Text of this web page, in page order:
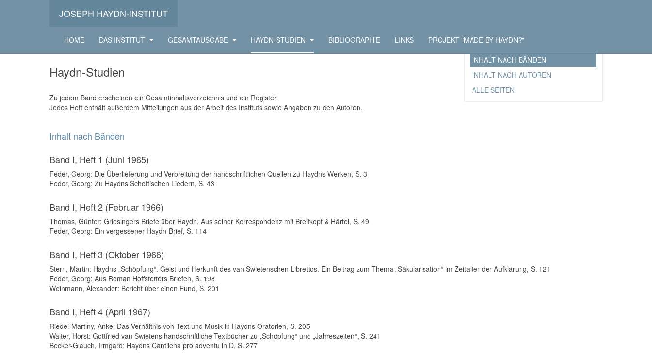
JOSEPH HAYDN-INSTITUT
HOME DAS INSTITUT GESAMTAUSGABE HAYDN-STUDIEN BIBLIOGRAPHIE LINKS PROJEKT "MADE BY HAYDN?"
INHALT NACH BÄNDEN
INHALT NACH AUTOREN
ALLE SEITEN
Haydn-Studien
Zu jedem Band erscheinen ein Gesamtinhaltsverzeichnis und ein Register.
Jedes Heft enthält außerdem Mitteilungen aus der Arbeit des Instituts sowie Angaben zu den Autoren.
Inhalt nach Bänden
Band I, Heft 1 (Juni 1965)
Feder, Georg: Die Überlieferung und Verbreitung der handschriftlichen Quellen zu Haydns Werken, S. 3
Feder, Georg: Zu Haydns Schottischen Liedern, S. 43
Band I, Heft 2 (Februar 1966)
Thomas, Günter: Griesingers Briefe über Haydn. Aus seiner Korrespondenz mit Breitkopf & Härtel, S. 49
Feder, Georg: Ein vergessener Haydn-Brief, S. 114
Band I, Heft 3 (Oktober 1966)
Stern, Martin: Haydns „Schöpfung“. Geist und Herkunft des van Swietenschen Librettos. Ein Beitrag zum Thema „Säkularisation“ im Zeitalter der Aufklärung, S. 121
Feder, Georg: Aus Roman Hoffstetters Briefen, S. 198
Weinmann, Alexander: Bericht über einen Fund, S. 201
Band I, Heft 4 (April 1967)
Riedel-Martiny, Anke: Das Verhältnis von Text und Musik in Haydns Oratorien, S. 205
Walter, Horst: Gottfried van Swietens handschriftliche Textbücher zu „Schöpfung“ und „Jahreszeiten“, S. 241
Becker-Glauch, Irmgard: Haydns Cantilena pro adventu in D, S. 277